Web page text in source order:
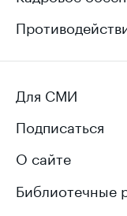
Для СМИ
Подписаться
О сайте
Библиотечные